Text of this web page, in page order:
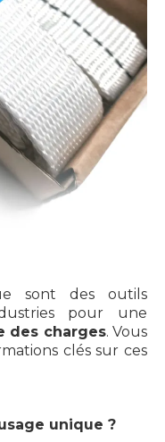
sont des outils
pour une
des charges. Vous
clés sur ces
unique ?